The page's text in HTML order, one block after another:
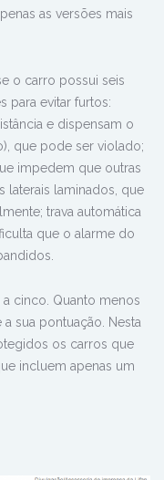
as versões mais
o carro possui seis
para evitar furtos:
e dispensam o
que pode ser violado;
impedem que outras
laterais laminados, que
trava automática
que o alarme do
cinco. Quanto menos
sua pontuação. Nesta
os carros que
incluem apenas um